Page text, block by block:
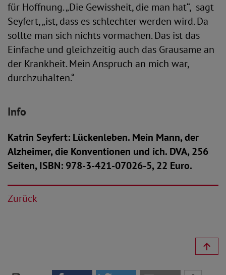
für Hoffnung. „Die Gewissheit, die man hat“, sagt
Seyfert, „ist, dass es schlechter werden wird. Da
sollte man sich nichts vormachen. Das ist das
Einfache und gleichzeitig auch das Grausame an
der Krankheit. Mein Anspruch an mich war,
durchzuhalten.“
Info
Katrin Seyfert: Lückenleben. Mein Mann, der
Alzheimer, die Konventionen und ich. DVA, 256
Seiten, ISBN: 978-3-421-07026-5, 22 Euro.
Zurück